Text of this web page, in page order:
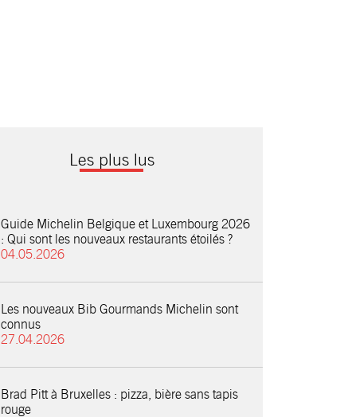
Les plus lus
Guide Michelin Belgique et Luxembourg 2026
: Qui sont les nouveaux restaurants étoilés ?
04.05.2026
Les nouveaux Bib Gourmands Michelin sont
connus
27.04.2026
Brad Pitt à Bruxelles : pizza, bière sans tapis
rouge